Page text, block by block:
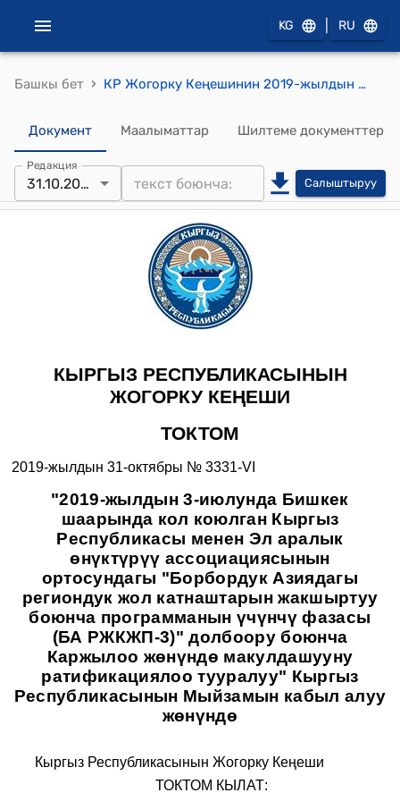
KG RU
Башкы бет › КР Жогорку Кеңешинин 2019-жылдын 31-октябрындагы № 3331-VI "2019-жылдын 3-июлунда Бишкек шаарында кол коюлган Кыргыз Республикасы менен Эл аралык өнүктүрүү ассоциациясынын ортосундагы "Борбордук Азиядагы региондук жол катнаштарын жакшыртуу боюнча программанын үчүнчү фазасы (БА РЖКЖП-3)" долбоору боюнча Каржылоо жөнүндө макулдашууну ратификациялоо тууралуу" Кыргыз Республикасынын Мыйзамын кабыл алуу жөнүндө" токтому
Документ Маалыматтар Шилтеме документтер
Редакция
31.10.2019 Салыштыруу